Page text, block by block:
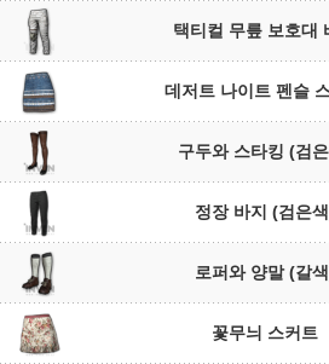
택티컬 무릎 보호대
데저트 나이트 펜슬
구두와 스타킹 (검
정장 바지 (검은
로퍼와 양말 (갈
꽃무늬 스커트